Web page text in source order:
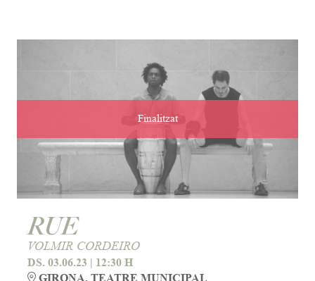
Finalitzat
RUE
VOLMIR CORDEIRO
DS. 03.06.23 | 12:30 H
GIRONA. TEATRE MUNICIPAL